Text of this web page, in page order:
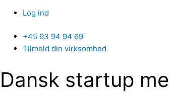
Log ind
+45 93 94 94 69
Tilmeld din virksomhed
Dansk startup